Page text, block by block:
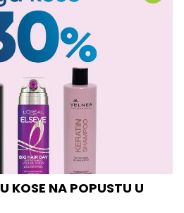
KOSE NA POPUSTU U